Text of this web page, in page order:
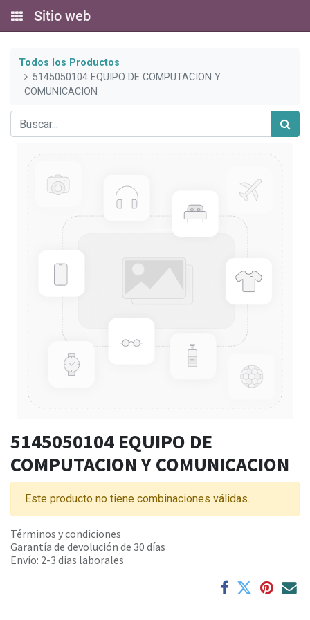
Sitio web
Todos los Productos
5145050104 EQUIPO DE COMPUTACION Y
COMUNICACION
5145050104 EQUIPO DE
COMPUTACION Y COMUNICACION
Este producto no tiene combinaciones válidas.
Términos y condiciones
Garantía de devolución de 30 días
Envío: 2-3 días laborales